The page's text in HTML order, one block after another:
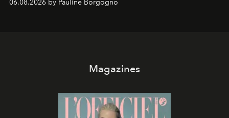
06.08.2026 by Pauline Borgogno
Magazines